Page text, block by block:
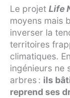
Le projet Life
moyens mais
inverser la
territoires
climatiques.
ingénieurs ne
arbres : ils
reprend ses